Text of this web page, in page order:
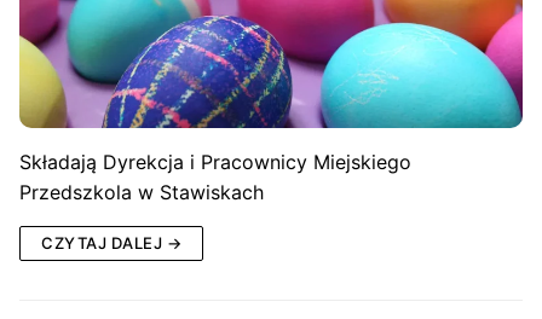
Składają Dyrekcja i Pracownicy Miejskiego
Przedszkola w Stawiskach
CZYTAJ DALEJ →